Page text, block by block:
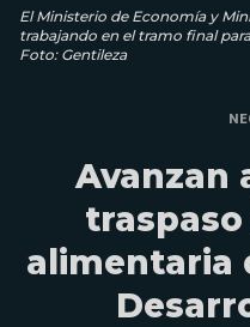
El Ministerio de Economía y
traba­jando en el tramo final
Foto: Gentileza
Avanzan
alimentaria